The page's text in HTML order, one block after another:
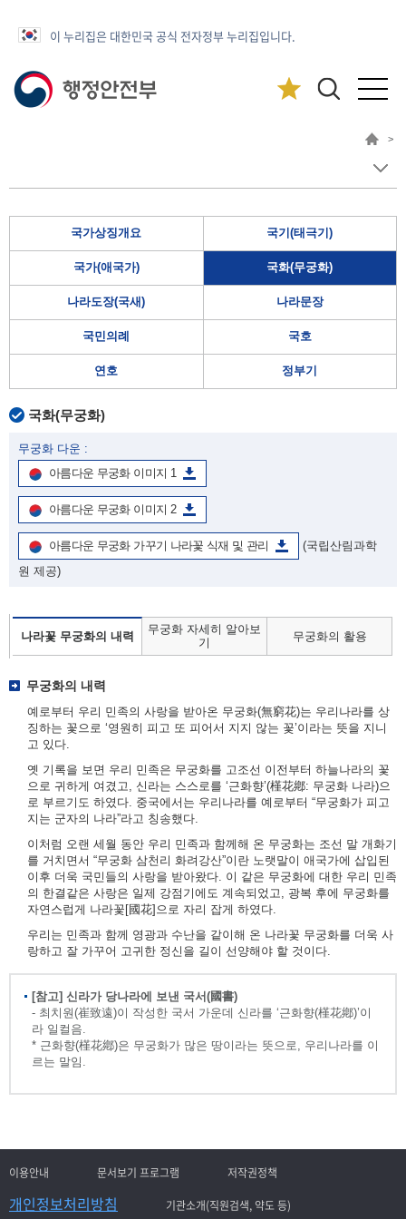
이 누리집은 대한민국 공식 전자정부 누리집입니다.
>
국가상징개요 국기(태극기)
국가(애국가) 국화(무궁화)
나라도장(국새) 나라문장
국민의례 국호
연호 정부기
국화(무궁화)
무궁화 다운 :
아름다운 무궁화 이미지 1
아름다운 무궁화 이미지 2
아름다운 무궁화 가꾸기 나라꽃 식재 및 관리
(국립산림과학
원 제공)
나라꽃 무궁화의 내력
무궁화 자세히 알아보
기
무궁화의 활용
무궁화의 내력
예로부터 우리 민족의 사랑을 받아온 무궁화(無窮花)는 우리나라를 상
징하는 꽃으로 ‘영원히 피고 또 피어서 지지 않는 꽃’이라는 뜻을 지니
고 있다.
옛 기록을 보면 우리 민족은 무궁화를 고조선 이전부터 하늘나라의 꽃
으로 귀하게 여겼고, 신라는 스스로를 ‘근화향’(槿花鄕: 무궁화 나라)으
로 부르기도 하였다. 중국에서는 우리나라를 예로부터 “무궁화가 피고
지는 군자의 나라”라고 칭송했다.
이처럼 오랜 세월 동안 우리 민족과 함께해 온 무궁화는 조선 말 개화기
를 거치면서 “무궁화 삼천리 화려강산”이란 노랫말이 애국가에 삽입된
이후 더욱 국민들의 사랑을 받아왔다. 이 같은 무궁화에 대한 우리 민족
의 한결같은 사랑은 일제 강점기에도 계속되었고, 광복 후에 무궁화를
자연스럽게 나라꽃[國花]으로 자리 잡게 하였다.
우리는 민족과 함께 영광과 수난을 같이해 온 나라꽃 무궁화를 더욱 사
랑하고 잘 가꾸어 고귀한 정신을 길이 선양해야 할 것이다.
[참고] 신라가 당나라에 보낸 국서(國書)
- 최치원(崔致遠)이 작성한 국서 가운데 신라를 ‘근화향(槿花鄕)’이
라 일컬음.
* 근화향(槿花鄕)은 무궁화가 많은 땅이라는 뜻으로, 우리나라를 이
르는 말임.
이용안내 문서보기 프로그램 저작권정책
개인정보처리방침 기관소개(직원검색, 약도 등)